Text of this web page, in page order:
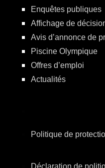
Enquêtes publiques
Affichage de
Avis d’annonce de
Piscine Olympique
Offres d’emploi
Actualités
Politique de
Déclaration de